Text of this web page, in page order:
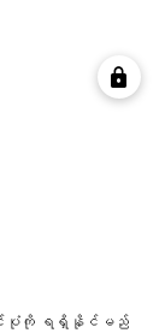
ရိုဖိုင်ပုံကို ရရှိနိုင်မည်